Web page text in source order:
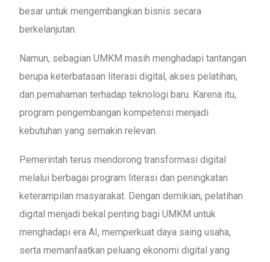
besar untuk mengembangkan bisnis secara
berkelanjutan.
Namun, sebagian UMKM masih menghadapi tantangan
berupa keterbatasan literasi digital, akses pelatihan,
dan pemahaman terhadap teknologi baru. Karena itu,
program pengembangan kompetensi menjadi
kebutuhan yang semakin relevan.
Pemerintah terus mendorong transformasi digital
melalui berbagai program literasi dan peningkatan
keterampilan masyarakat. Dengan demikian, pelatihan
digital menjadi bekal penting bagi UMKM untuk
menghadapi era AI, memperkuat daya saing usaha,
serta memanfaatkan peluang ekonomi digital yang